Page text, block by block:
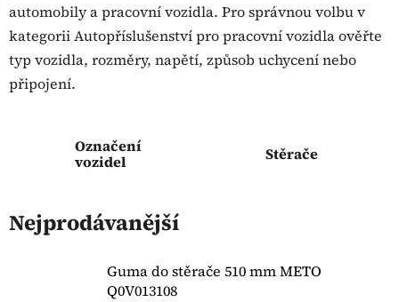
automobily a pracovní vozidla. Pro správnou volbu v
kategorii Autopříslušenství pro pracovní vozidla ověřte
typ vozidla, rozměry, napětí, způsob uchycení nebo
připojení.
Označení
vozidel
Stěrače
Nejprodávanější
Guma do stěrače 510 mm METO
Q0V013108